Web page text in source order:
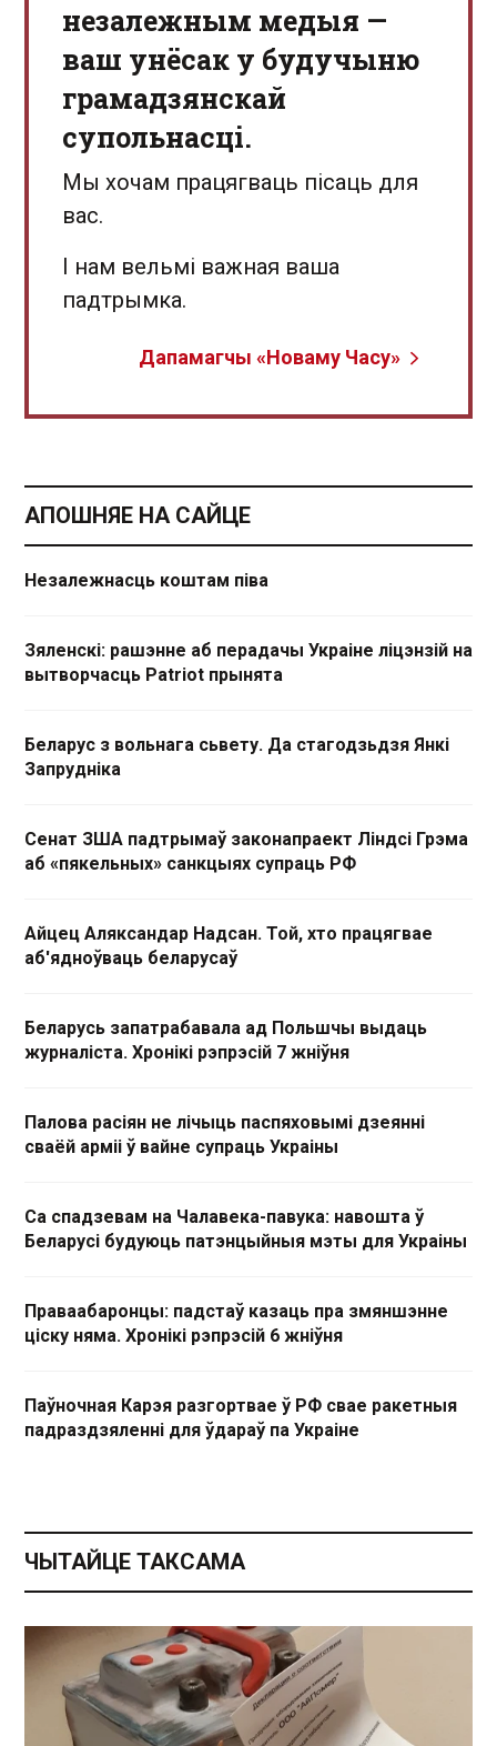
незалежным медыя —
ваш унёсак у будучыню
грамадзянскай
супольнасці.
Мы хочам працягваць пісаць для
вас.
І нам вельмі важная ваша
падтрымка.
Дапамагчы «Новаму Часу»
АПОШНЯЕ НА САЙЦЕ
Незалежнасць коштам піва
Зяленскі: рашэнне аб перадачы Украіне ліцэнзій на
вытворчасць Patriot прынята
Беларус з вольнага сьвету. Да стагодзьдзя Янкі
Запрудніка
Сенат ЗША падтрымаў законапраект Ліндсі Грэма
аб «пякельных» санкцыях супраць РФ
Айцец Аляксандар Надсан. Той, хто працягвае
аб'ядноўваць беларусаў
Беларусь запатрабавала ад Польшчы выдаць
журналіста. Хронікі рэпрэсій 7 жніўня
Палова расіян не лічыць паспяховымі дзеянні
сваёй арміі ў вайне супраць Украіны
Са спадзевам на Чалавека-павука: навошта ў
Беларусі будуюць патэнцыйныя мэты для Украіны
Праваабаронцы: падстаў казаць пра змяншэнне
ціску няма. Хронікі рэпрэсій 6 жніўня
Паўночная Карэя разгортвае ў РФ свае ракетныя
падраздзяленні для ўдараў па Украіне
ЧЫТАЙЦЕ ТАКСАМА